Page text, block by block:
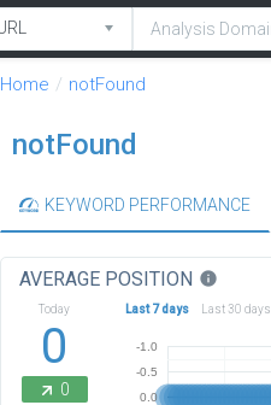
Home notFound
notFound
KEYWORD PERFORMANCE
AVERAGE POSITION info
Today
0
0
Last 7 days Last 30 days
-1.0
-0.5
0.0